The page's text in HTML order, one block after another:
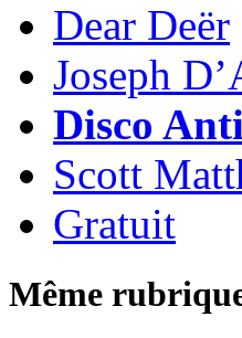
Dear Deër
Joseph
Disco
Scott
Gratuit
Même